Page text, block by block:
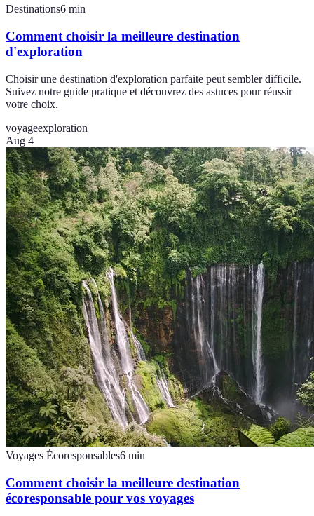
Destinations6 min
Comment choisir la meilleure destination
d'exploration
Choisir une destination d'exploration parfaite peut sembler difficile.
Suivez notre guide pratique et découvrez des astuces pour réussir
votre choix.
voyageexploration
Aug 4
Voyages Écoresponsables6 min
Comment choisir la meilleure destination
écoresponsable pour vos voyages